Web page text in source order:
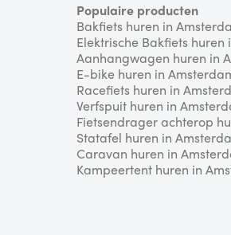
Populaire producten
Bakfiets huren in
Elektrische Bakfiets huren
Aanhangwagen huren in
E-bike huren in
Racefiets huren in
Verfspuit huren in
Fietsendrager achterop
Statafel huren in
Caravan huren in
Kampeertent huren in